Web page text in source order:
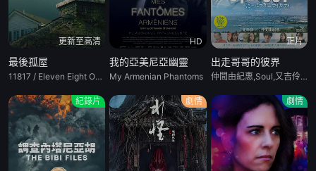
更新至高清
最後孤屋
11817 / Eleven Eight One Seven
HD
我的亞美尼亞幽靈
My Armenian Phantoms
正片
出走哥哥的彼界
仲間由紀惠,Soul,又吉伶音,伊波れいり,松田流花,津波竜鬥,内田樹,盧禮歐,玉城敦子,城間やよい,津嘉山正種,寺辻健一郎
紀錄片 劇情 劇情